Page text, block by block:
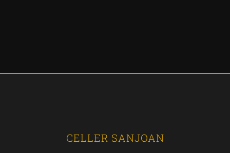
CELLER SANJOAN